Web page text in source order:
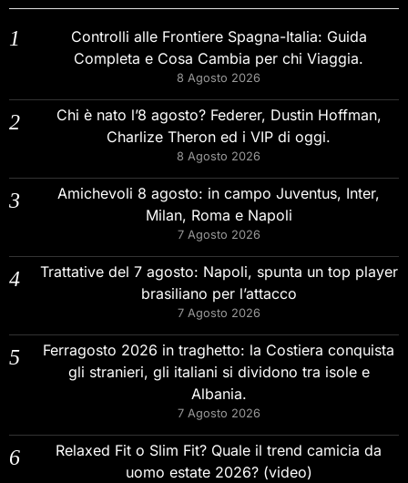
Controlli alle Frontiere Spagna-Italia: Guida
Completa e Cosa Cambia per chi Viaggia.
8 Agosto 2026
Chi è nato l’8 agosto? Federer, Dustin Hoffman,
Charlize Theron ed i VIP di oggi.
8 Agosto 2026
Amichevoli 8 agosto: in campo Juventus, Inter,
Milan, Roma e Napoli
7 Agosto 2026
Trattative del 7 agosto: Napoli, spunta un top player
brasiliano per l’attacco
7 Agosto 2026
Ferragosto 2026 in traghetto: la Costiera conquista
gli stranieri, gli italiani si dividono tra isole e
Albania.
7 Agosto 2026
Relaxed Fit o Slim Fit? Quale il trend camicia da
uomo estate 2026? (video)